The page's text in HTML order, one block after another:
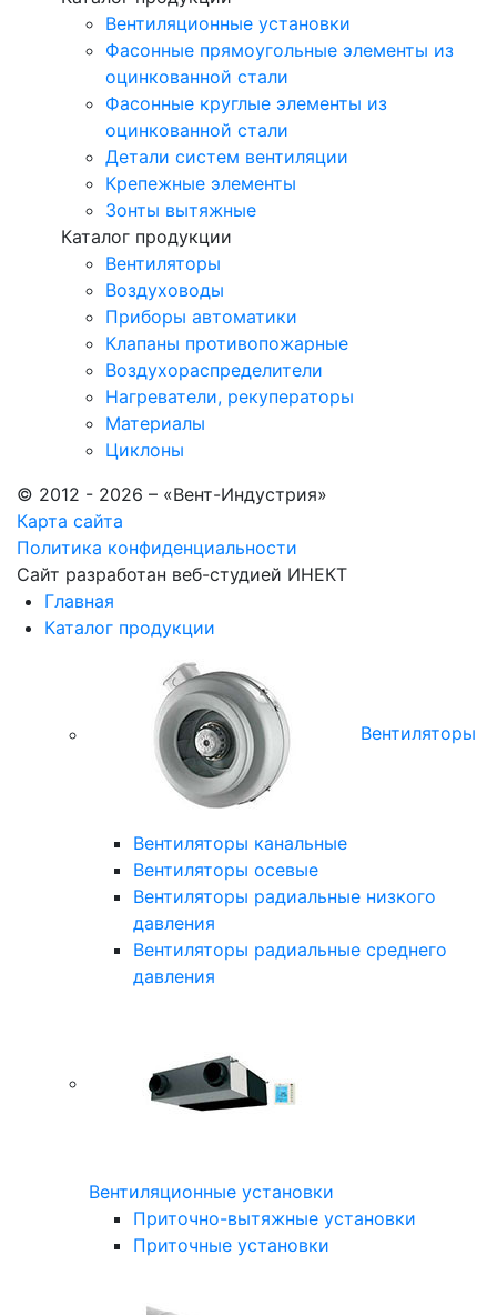
Вентиляционные установки
Фасонные прямоугольные элементы из
оцинкованной стали
Фасонные круглые элементы из
оцинкованной стали
Детали систем вентиляции
Крепежные элементы
Зонты вытяжные
Каталог продукции
Вентиляторы
Воздуховоды
Приборы автоматики
Клапаны противопожарные
Воздухораспределители
Нагреватели, рекуператоры
Материалы
Циклоны
© 2012 - 2026 – «Вент-Индустрия»
Карта сайта
Политика конфиденциальности
Сайт разработан веб-студией ИНЕКТ
Главная
Каталог продукции
Вентиляторы
Вентиляторы канальные
Вентиляторы осевые
Вентиляторы радиальные низкого
давления
Вентиляторы радиальные среднего
давления
Вентиляционные установки
Приточно-вытяжные установки
Приточные установки